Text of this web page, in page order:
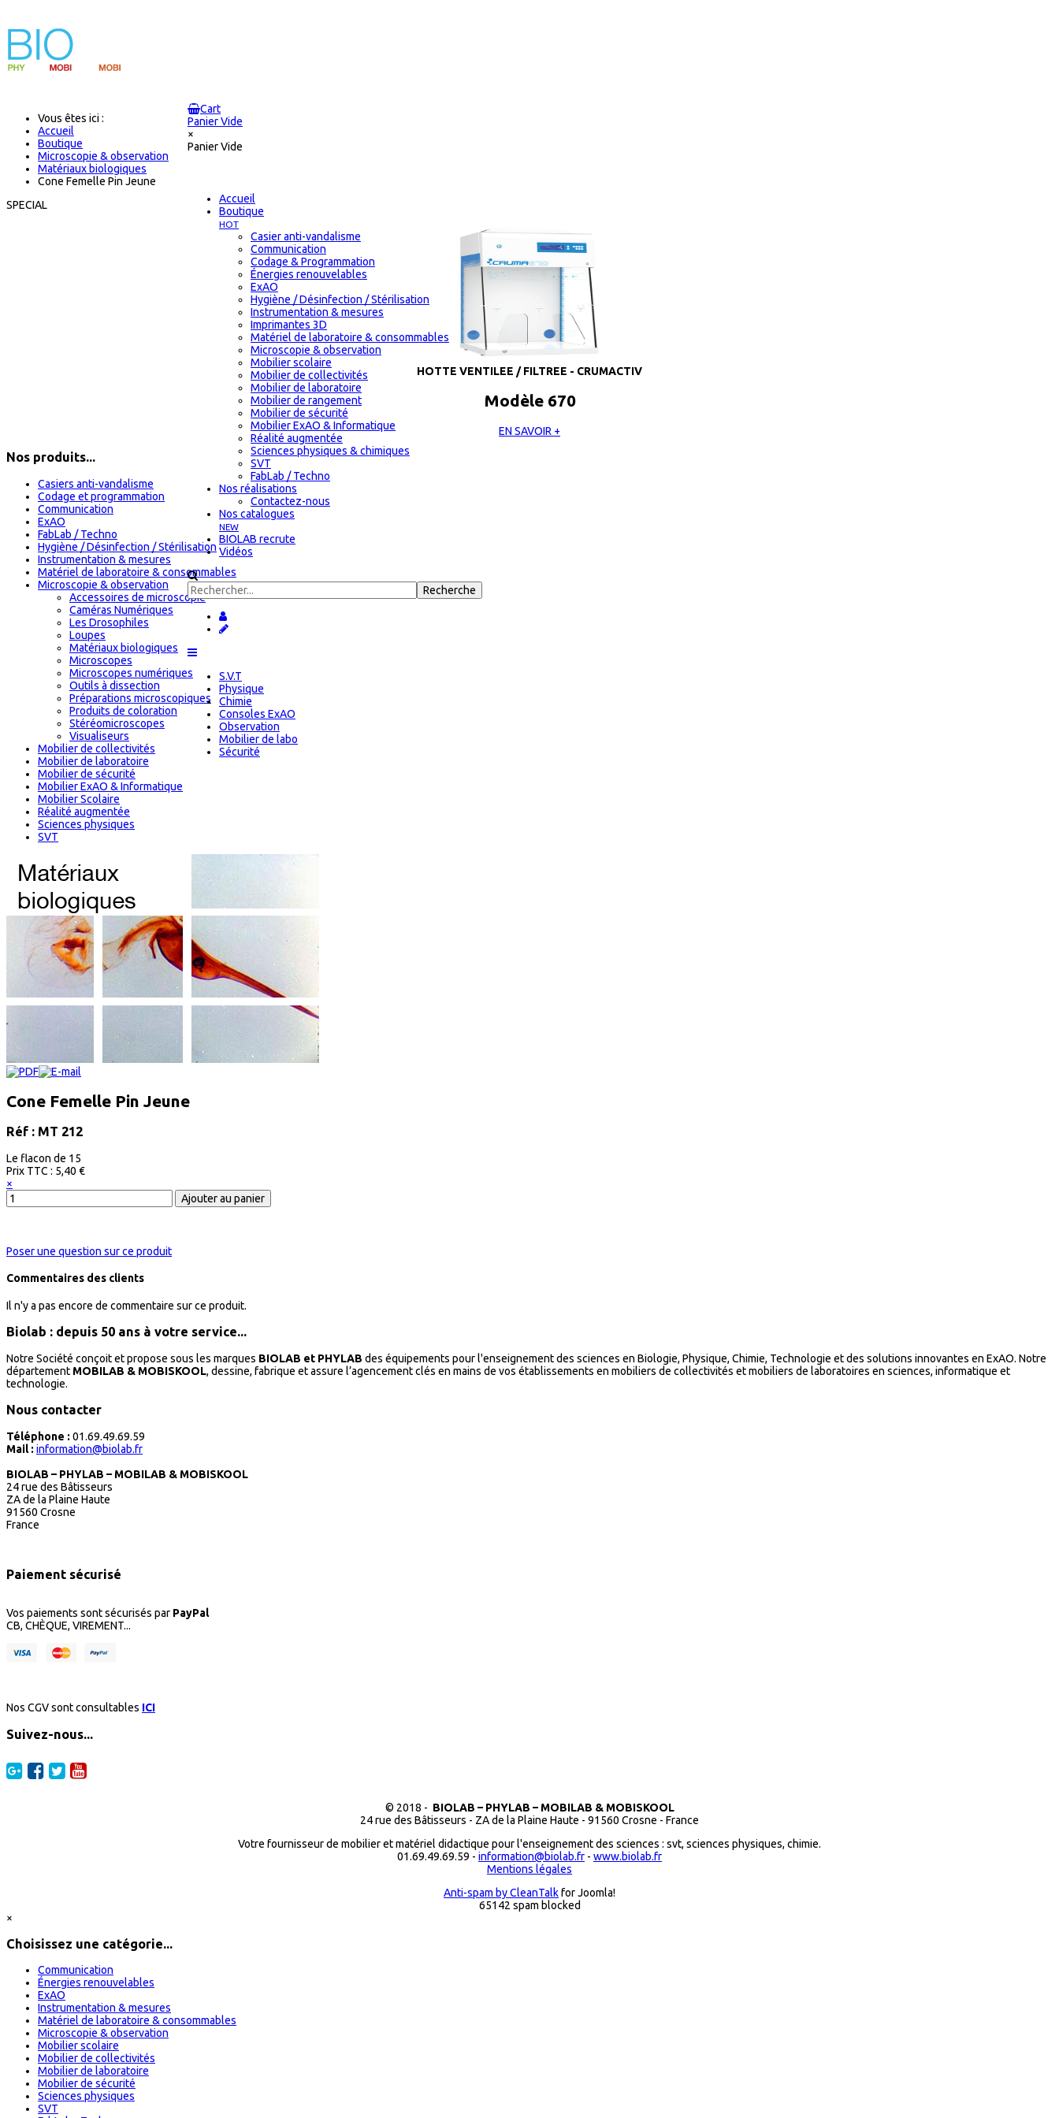
Cart
Panier Vide
×
Panier Vide
Accueil
Boutique
HOT
Casier anti-vandalisme
Communication
Codage & Programmation
Énergies renouvelables
ExAO
Hygiène / Désinfection / Stérilisation
Instrumentation & mesures
Imprimantes 3D
Matériel de laboratoire & consommables
Microscopie & observation
Mobilier scolaire
Mobilier de collectivités
Mobilier de laboratoire
Mobilier de rangement
Mobilier de sécurité
Mobilier ExAO & Informatique
Réalité augmentée
Sciences physiques & chimiques
SVT
FabLab / Techno
Nos réalisations
Contactez-nous
Nos catalogues
NEW
BIOLAB recrute
Vidéos
S.V.T
Physique
Chimie
Consoles ExAO
Observation
Mobilier de labo
Sécurité
Vous êtes ici :
Accueil
Boutique
Microscopie & observation
Matériaux biologiques
Cone Femelle Pin Jeune
SPECIAL
HOTTE VENTILEE / FILTREE - CRUMACTIV
Modèle 670
EN SAVOIR +
Nos produits...
Casiers anti-vandalisme
Codage et programmation
Communication
ExAO
FabLab / Techno
Hygiène / Désinfection / Stérilisation
Instrumentation & mesures
Matériel de laboratoire & consommables
Microscopie & observation
Accessoires de microscopie
Caméras Numériques
Les Drosophiles
Loupes
Matériaux biologiques
Microscopes
Microscopes numériques
Outils à dissection
Préparations microscopiques
Produits de coloration
Stéréomicroscopes
Visualiseurs
Mobilier de collectivités
Mobilier de laboratoire
Mobilier de sécurité
Mobilier ExAO & Informatique
Mobilier Scolaire
Réalité augmentée
Sciences physiques
SVT
Cone Femelle Pin Jeune
Réf : MT 212
Le flacon de 15
Prix ​​TTC : 5,40 €
×
Poser une question sur ce produit
Commentaires des clients
Il n'y a pas encore de commentaire sur ce produit.
Biolab : depuis 50 ans à votre service...
Notre Société conçoit et propose sous les marques BIOLAB et PHYLAB des équipements pour l'enseignement des sciences en Biologie, Physique, Chimie, Technologie et des solutions innovantes en ExAO. Notre
département MOBILAB & MOBISKOOL, dessine, fabrique et assure l’agencement clés en mains de vos établissements en mobiliers de collectivités et mobiliers de laboratoires en sciences, informatique et
technologie.
Nous contacter
Téléphone : 01.69.49.69.59
Mail : information@biolab.fr
BIOLAB – PHYLAB – MOBILAB & MOBISKOOL
24 rue des Bâtisseurs
ZA de la Plaine Haute
91560 Crosne
France
Paiement sécurisé
Vos paiements sont sécurisés par PayPal
CB, CHÈQUE, VIREMENT...
Nos CGV sont consultables ICI
Suivez-nous...
© 2018 - BIOLAB – PHYLAB – MOBILAB & MOBISKOOL
24 rue des Bâtisseurs - ZA de la Plaine Haute - 91560 Crosne - France
Votre fournisseur de mobilier et matériel didactique pour l'enseignement des sciences : svt, sciences physiques, chimie.
01.69.49.69.59 - information@biolab.fr - www.biolab.fr
Mentions légales
Anti-spam by CleanTalkfor Joomla!
65142 spam blocked
×
Choisissez une catégorie...
Communication
Énergies renouvelables
ExAO
Instrumentation & mesures
Matériel de laboratoire & consommables
Microscopie & observation
Mobilier scolaire
Mobilier de collectivités
Mobilier de laboratoire
Mobilier de sécurité
Sciences physiques
SVT